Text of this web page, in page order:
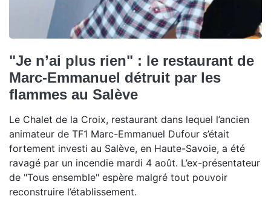
"Je n’ai plus rien" : le restaurant de
Marc-Emmanuel détruit par les
flammes au Salève
Le Chalet de la Croix, restaurant dans lequel l’ancien
animateur de TF1 Marc-Emmanuel Dufour s’était
fortement investi au Salève, en Haute-Savoie, a été
ravagé par un incendie mardi 4 août. L’ex-présentateur
de "Tous ensemble" espère malgré tout pouvoir
reconstruire l’établissement.